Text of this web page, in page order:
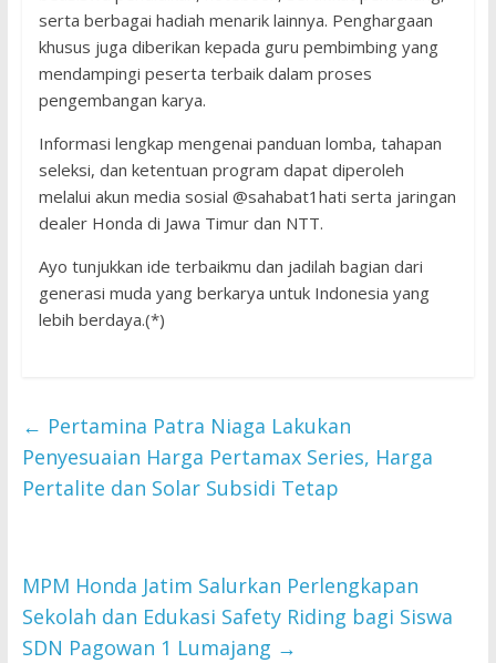
serta berbagai hadiah menarik lainnya. Penghargaan
khusus juga diberikan kepada guru pembimbing yang
mendampingi peserta terbaik dalam proses
pengembangan karya.
Informasi lengkap mengenai panduan lomba, tahapan
seleksi, dan ketentuan program dapat diperoleh
melalui akun media sosial @sahabat1hati serta jaringan
dealer Honda di Jawa Timur dan NTT.
Ayo tunjukkan ide terbaikmu dan jadilah bagian dari
generasi muda yang berkarya untuk Indonesia yang
lebih berdaya.(*)
← Pertamina Patra Niaga Lakukan
Penyesuaian Harga Pertamax Series, Harga
Pertalite dan Solar Subsidi Tetap
MPM Honda Jatim Salurkan Perlengkapan
Sekolah dan Edukasi Safety Riding bagi Siswa
SDN Pagowan 1 Lumajang →